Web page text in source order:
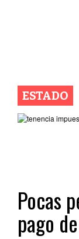
ESTADO
Pocas
pago